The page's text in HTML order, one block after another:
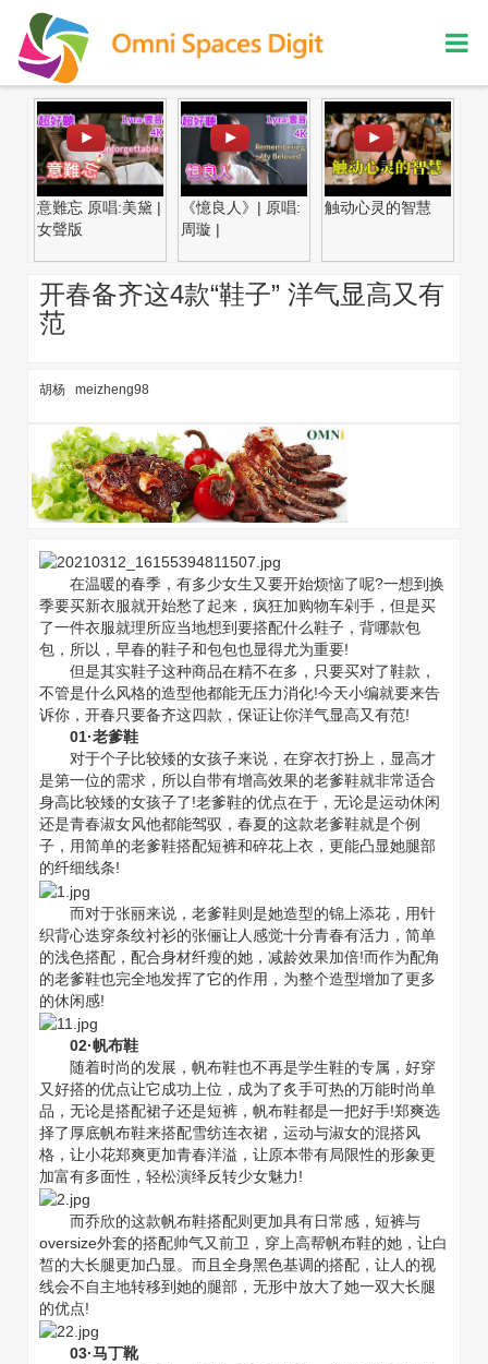
意難忘 原唱:美黛 |
女聲版
《憶良人》| 原唱:
周璇 |
触动心灵的智慧
开春备齐这4款“鞋子” 洋气显高又有
范
胡杨 meizheng98
在温暖的春季，有多少女生又要开始烦恼了呢?一想到换
季要买新衣服就开始愁了起来，疯狂加购物车剁手，但是买
了一件衣服就理所应当地想到要搭配什么鞋子，背哪款包
包，所以，早春的鞋子和包包也显得尤为重要!
但是其实鞋子这种商品在精不在多，只要买对了鞋款，
不管是什么风格的造型他都能无压力消化!今天小编就要来告
诉你，开春只要备齐这四款，保证让你洋气显高又有范!
01·老爹鞋
对于个子比较矮的女孩子来说，在穿衣打扮上，显高才
是第一位的需求，所以自带有增高效果的老爹鞋就非常适合
身高比较矮的女孩子了!老爹鞋的优点在于，无论是运动休闲
还是青春淑女风他都能驾驭，春夏的这款老爹鞋就是个例
子，用简单的老爹鞋搭配短裤和碎花上衣，更能凸显她腿部
的纤细线条!
而对于张丽来说，老爹鞋则是她造型的锦上添花，用针
织背心迭穿条纹衬衫的张俪让人感觉十分青春有活力，简单
的浅色搭配，配合身材纤瘦的她，减龄效果加倍!而作为配角
的老爹鞋也完全地发挥了它的作用，为整个造型增加了更多
的休闲感!
02·帆布鞋
随着时尚的发展，帆布鞋也不再是学生鞋的专属，好穿
又好搭的优点让它成功上位，成为了炙手可热的万能时尚单
品，无论是搭配裙子还是短裤，帆布鞋都是一把好手!郑爽选
择了厚底帆布鞋来搭配雪纺连衣裙，运动与淑女的混搭风
格，让小花郑爽更加青春洋溢，让原本带有局限性的形象更
加富有多面性，轻松演绎反转少女魅力!
而乔欣的这款帆布鞋搭配则更加具有日常感，短裤与
oversize外套的搭配帅气又前卫，穿上高帮帆布鞋的她，让白
皙的大长腿更加凸显。而且全身黑色基调的搭配，让人的视
线会不自主地转移到她的腿部，无形中放大了她一双大长腿
的优点!
03·马丁靴